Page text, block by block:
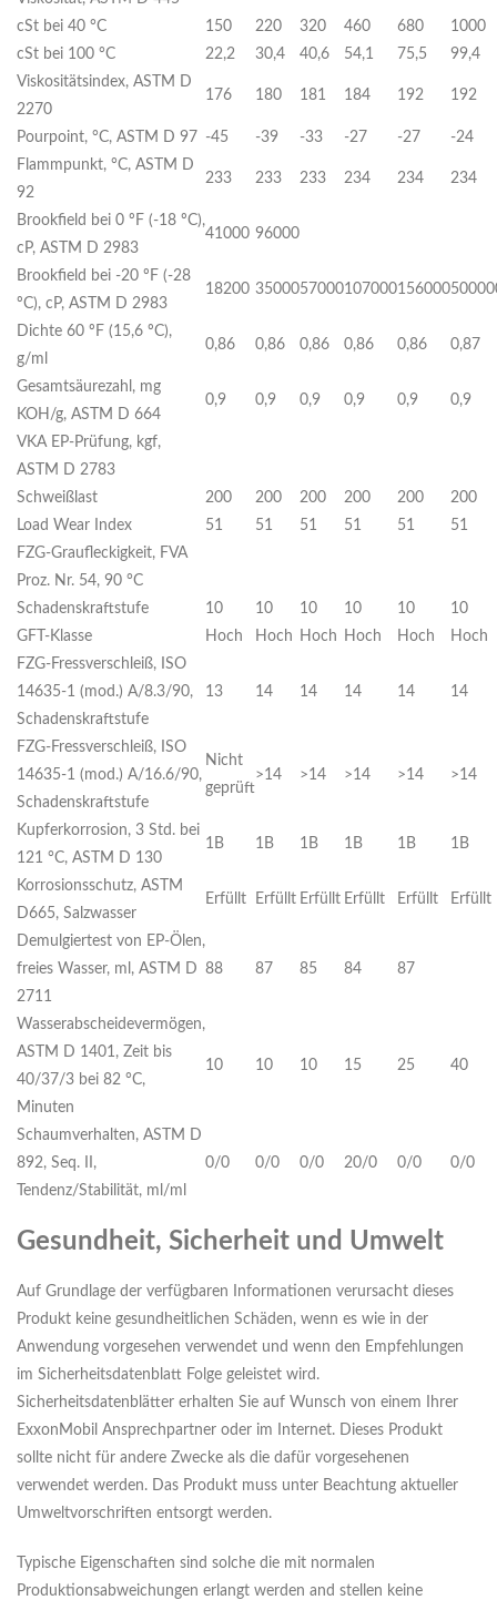
cSt bei 40 °C
150 220 320 460 680
1000
cSt bei 100 °C
22,2 30,4 40,6 54,1 75,5
99,4
Viskositätsindex, ASTM D
2270
176 180 181 184 192 192
Pourpoint, °C, ASTM D 97 -45 -39 -33 -27 -27
-24
Flammpunkt, °C, ASTM D
92
233 233 233 234 234 234
Brookfield bei 0 ºF (-18 ºC),
cP, ASTM D 2983
41000 96000
Brookfield bei -20 ºF (-28
ºC), cP, ASTM D 2983
18200 3500057000107000156000
Dichte 60 ºF (15,6 ºC),
g/ml
0,86 0,86 0,86 0,86 0,86 0,87
Gesamtsäurezahl, mg
KOH/g, ASTM D 664
0,9 0,9 0,9 0,9 0,9 0,9
VKA EP-Prüfung, kgf,
ASTM D 2783
Schweißlast
200 200 200 200 200
200
Load Wear Index
51 51 51 51 51
51
FZG-Graufleckigkeit, FVA
Proz. Nr. 54, 90 °C
Schadenskraftstufe
10 10 10 10 10
10
GFT-Klasse
Hoch Hoch Hoch Hoch Hoch
Hoch
FZG-Fressverschleiß, ISO
14635-1 (mod.) A/8.3/90,
Schadenskraftstufe
13 14 14 14 14 14
FZG-Fressverschleiß, ISO
14635-1 (mod.) A/16.6/90,
Schadenskraftstufe
Nicht
geprüft
>14 >14 >14 >14 >14
Kupferkorrosion, 3 Std. bei
121 °C, ASTM D 130
1B 1B 1B 1B 1B 1B
Korrosionsschutz, ASTM
D665, Salzwasser
Erfüllt Erfüllt Erfüllt Erfüllt Erfüllt Erfüllt
Demulgiertest von EP-Ölen,
freies Wasser, ml, ASTM D
2711
88 87 85 84 87
Wasserabscheidevermögen,
ASTM D 1401, Zeit bis
40/37/3 bei 82 °C,
Minuten
10 10 10 15 25 40
Schaumverhalten, ASTM D
892, Seq. II,
Tendenz/Stabilität, ml/ml
0/0 0/0 0/0 20/0 0/0 0/0
Gesundheit, Sicherheit und Umwelt
Auf Grundlage der verfügbaren Informationen verursacht dieses
Produkt keine gesundheitlichen Schäden, wenn es wie in der
Anwendung vorgesehen verwendet und wenn den Empfehlungen
im Sicherheitsdatenblatt Folge geleistet wird.
Sicherheitsdatenblätter erhalten Sie auf Wunsch von einem Ihrer
ExxonMobil Ansprechpartner oder im Internet. Dieses Produkt
sollte nicht für andere Zwecke als die dafür vorgesehenen
verwendet werden. Das Produkt muss unter Beachtung aktueller
Umweltvorschriften entsorgt werden.
Typische Eigenschaften sind solche die mit normalen
Produktionsabweichungen erlangt werden and stellen keine